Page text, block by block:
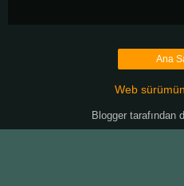
Ana
Web
Bloggertarafından